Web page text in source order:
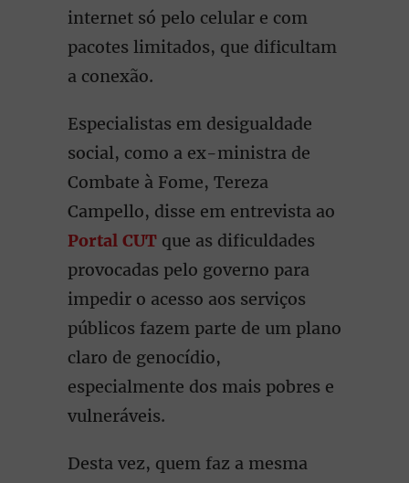
internet só pelo celular e com
pacotes limitados, que dificultam
a conexão.
Especialistas em desigualdade
social, como a ex-ministra de
Combate à Fome, Tereza
Campello, disse em entrevista ao
Portal CUT que as dificuldades
provocadas pelo governo para
impedir o acesso aos serviços
públicos fazem parte de um plano
claro de genocídio,
especialmente dos mais pobres e
vulneráveis.
Desta vez, quem faz a mesma